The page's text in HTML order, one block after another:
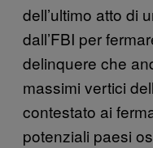
dell’ultimo atto di
dall’FBI per
delinquere che
massimi vertici
contestato ai
potenziali paesi